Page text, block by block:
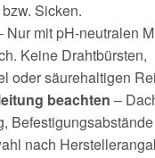
Sicken.
Nur mit pH-neutralen
Keine Drahtbürsten,
oder säurehaltigen
beachten –
nach